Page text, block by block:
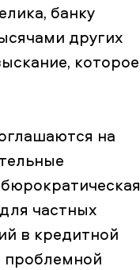
банку
других
которое
на
частных
в кредитной
проблемной